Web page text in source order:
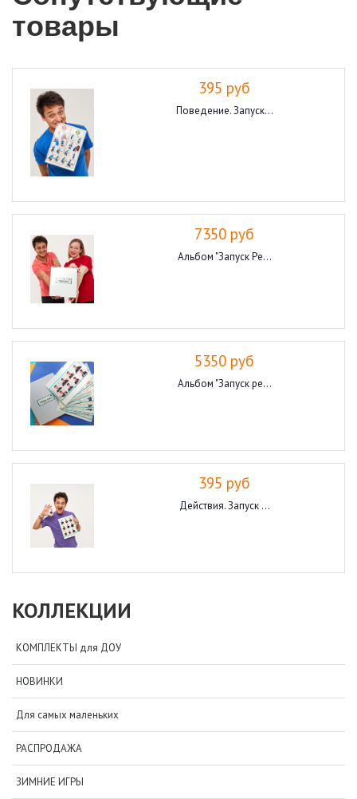
товары
395 руб
Поведение. Запуск...
7350 руб
Альбом "Запуск Ре...
5350 руб
Альбом "Запуск ре...
395 руб
Действия. Запуск ...
КОЛЛЕКЦИИ
КОМПЛЕКТЫ для ДОУ
НОВИНКИ
Для самых маленьких
РАСПРОДАЖА
ЗИМНИЕ ИГРЫ